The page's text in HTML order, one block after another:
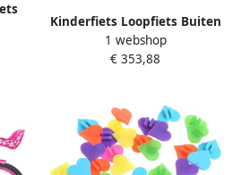
Kinderfiets Loopfiets Buiten
spelen Verstelbare
onderdelen 12 inch Wit
1 webshop
€ 353,88